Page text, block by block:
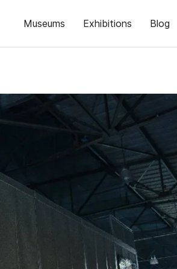
Museums Exhibitions Blog